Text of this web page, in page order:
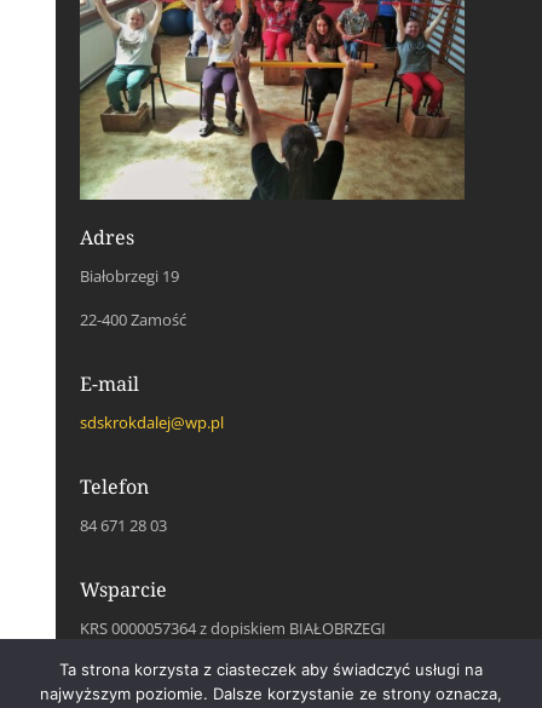
Adres
Białobrzegi 19
22-400 Zamość
E-mail
sdskrokdalej@wp.pl
Telefon
84 671 28 03
Wsparcie
KRS 0000057364 z dopiskiem BIAŁOBRZEGI
Social Media
Ta strona korzysta z ciasteczek aby świadczyć usługi na
najwyższym poziomie. Dalsze korzystanie ze strony oznacza,